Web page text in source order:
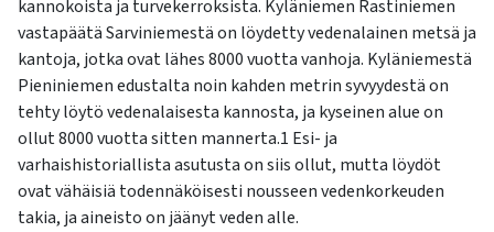
kannokoista ja turvekerroksista. Kyläniemen Rastiniemen
vastapäätä Sarviniemestä on löydetty vedenalainen metsä ja
kantoja, jotka ovat lähes 8000 vuotta vanhoja. Kyläniemestä
Pieniniemen edustalta noin kahden metrin syvyydestä on
tehty löytö vedenalaisesta kannosta, ja kyseinen alue on
ollut 8000 vuotta sitten mannerta.1 Esi- ja
varhaishistoriallista asutusta on siis ollut, mutta löydöt
ovat vähäisiä todennäköisesti nousseen vedenkorkeuden
takia, ja aineisto on jäänyt veden alle.